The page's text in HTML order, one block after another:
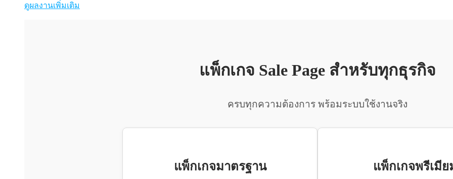
ดูผลงานเพิ่มเติม
แพ็กเกจ Sale Page สำหรับทุกธุรกิจ
ครบทุกความต้องการ พร้อมระบบใช้งานจริง
แพ็กเกจมาตรฐาน แพ็กเกจพรีเมีย